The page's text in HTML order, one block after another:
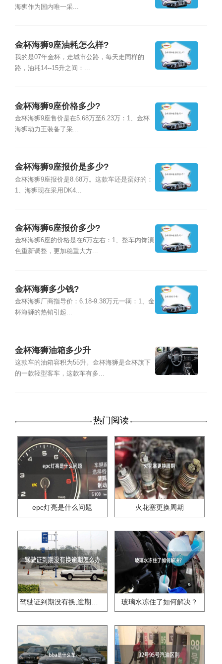
海狮作为国内唯一采...
金杯海狮9座油耗怎么样?
我的是07年金杯，走城市公路，每天走同样的
路，油耗14--15升之间：...
金杯海狮9座价格多少?
金杯海狮9座售价是在5.68万至6.23万：1、金杯
海狮动力王装备了采...
金杯海狮9座报价是多少?
金杯海狮9座报价是8.68万。这款车还是蛮好的：
1、海狮现在采用DK4...
金杯海狮6座报价多少?
金杯海狮6座的价格是在6万左右：1、整车内饰演
色重新调整，更加稳重大方...
金杯海狮多少钱?
金杯海狮厂商指导价：6.18-9.38万元一辆：1、金
杯海狮的热销引起...
金杯海狮油箱多少升
这款车的油箱容积为55升。金杯海狮是金杯旗下
的一款轻型客车，这款车有多...
热门阅读
epc灯亮是什么问题 火花塞更换周期
驾驶证到期没有换,逾期怎么办?? 玻璃水冻住了如何解决？